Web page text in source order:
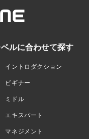
ベルに合わせて探す
イントロダクション
ビギナー
ミドル
エキスパート
マネジメント